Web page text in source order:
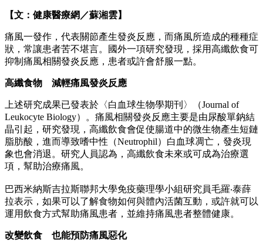
【文：健康醫療網／蘇湘雲】
痛風一發作，代表關節產生發炎反應，而痛風所造成的種種症
狀，常讓患者苦不堪言。國外一項研究發現，採用高纖飲食可
抑制痛風相關發炎反應，患者或許會舒服一點。
高纖食物 減輕痛風發炎反應
上述研究成果已發表於〈白血球生物學期刊〉（Journal of
Leukocyte Biology）。痛風相關發炎反應主要是由尿酸單鈉結
晶引起，研究發現，高纖飲食會促使腸道中的微生物產生短鏈
脂肪酸，進而導致嗜中性（Neutrophil）白血球凋亡，發炎現
象也會消退。研究人員認為，高纖飲食未來或可成為治療選
項，幫助治療痛風。
巴西米納斯吉拉斯聯邦大學免疫藥理學小組研究員毛羅‧泰薛
拉表示，如果可以了解食物如何與體內活菌互動，或許就可以
運用飲食方式幫助痛風患者，並維持痛風患者整體健康。
改變飲食 也能預防痛風惡化